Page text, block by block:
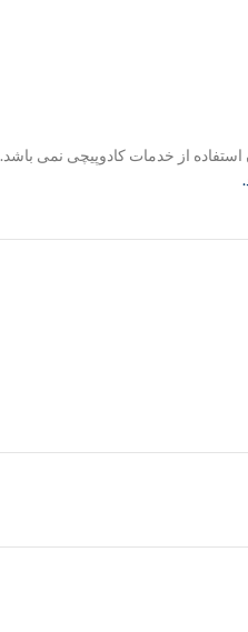
از خدمات کادوپیچی نمی باشد.